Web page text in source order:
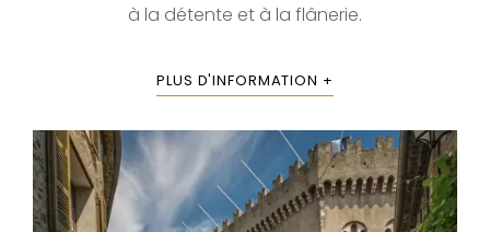
à la détente et à la flânerie.
PLUS D'INFORMATION